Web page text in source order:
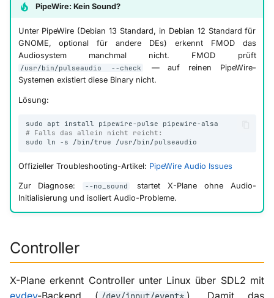
PipeWire: Kein Sound?
Unter PipeWire (Debian 13 Standard, in Debian 12 Standard für
GNOME, optional für andere DEs) erkennt FMOD das
Audiosystem manchmal nicht. FMOD prüft
/usr/bin/pulseaudio --check
— auf reinen PipeWire-
Systemen existiert diese Binary nicht.
Lösung:
sudo apt install pipewire-pulse
# Falls das allein nicht reicht:
sudo ln -s /bin/true
Offizieller Troubleshooting-Artikel: PipeWire Audio Issues
Zur Diagnose: --no_sound
startet X-Plane ohne Audio-
Initialisierung und isoliert Audio-Probleme.
Controller
X-Plane erkennt Controller unter Linux über SDL2 mit
evdev-Backend (
). Damit das